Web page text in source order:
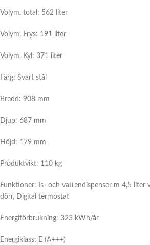
Volym, total: 562 liter
Volym, Frys: 191 liter
Volym, Kyl: 371 liter
Färg: Svart stål
Bredd: 908 mm
Djup: 687 mm
Höjd: 179 mm
Produktvikt: 110 kg
Funktioner: Is- och vattendispenser m 4,5 liter
dörr, Digital termostat
Energiförbrukning: 323 kWh/år
Energiklass: E (A+++)